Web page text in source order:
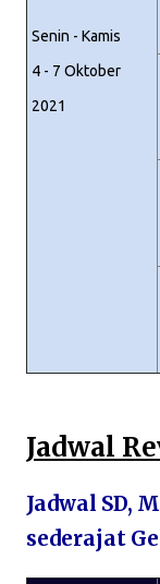
Senin - Kamis
4 - 7 Oktober
2021
Jadwal
Jadwal SD,
sederajat